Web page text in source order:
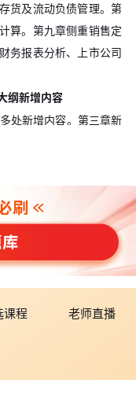
货及流动负债管理。第
算。第九章侧重销售定
务报表分析、上市公司
纲新增内容
处新增内容。第三章新
五章新增“双重股权结
内容约占教材10%。这
考点闪记卡中应重点标
使用建议
点闪记卡需遵循以下方
阅，每次5至10分钟回
进行全覆盖回顾，确保
课程 老师直播